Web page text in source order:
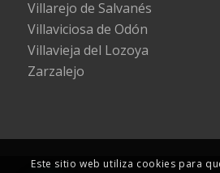
Villarejo de Salvanés
Villaviciosa de Odón
Villavieja del Lozoya
Zarzalejo
Este sitio web utiliza cookies para